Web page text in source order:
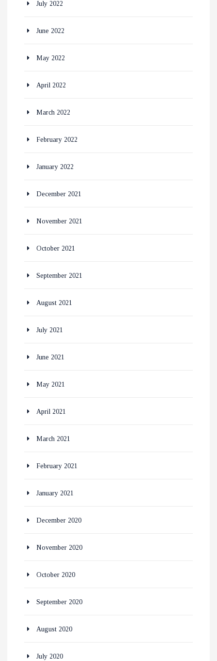
July 2022
June 2022
May 2022
April 2022
March 2022
February 2022
January 2022
December 2021
November 2021
October 2021
September 2021
August 2021
July 2021
June 2021
May 2021
April 2021
March 2021
February 2021
January 2021
December 2020
November 2020
October 2020
September 2020
August 2020
July 2020